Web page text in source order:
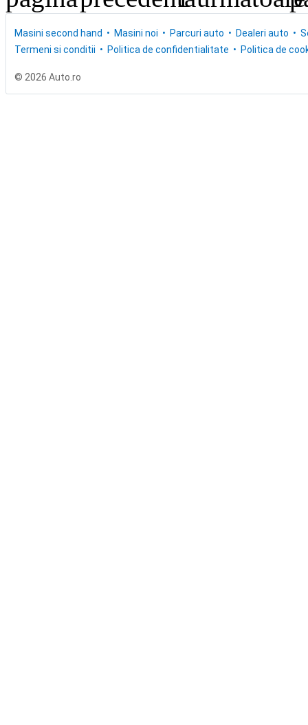
Masini second hand Masini noi Parcuri auto Dealeri auto
Termeni si conditii
Politica de confidentialitate Politica de
© 2026 Auto.ro